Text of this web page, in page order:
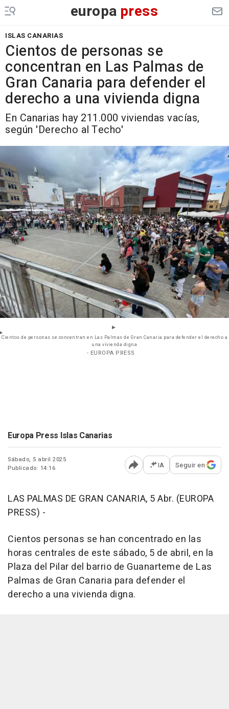
europa press
ISLAS CANARIAS
Cientos de personas se
concentran en Las Palmas de
Gran Canaria para defender el
derecho a una vivienda digna
En Canarias hay 211.000 viviendas vacías,
según 'Derecho al Techo'
Cientos de personas se concentran en Las Palmas de Gran Canaria para defender el derecho a
una vivienda digna
- EUROPA PRESS
Europa Press Islas Canarias
Sábado, 5 abril 2025
Publicado: 14:16
Abrir opciones para
IA Seguir en
LAS PALMAS DE GRAN CANARIA, 5 Abr. (EUROPA
PRESS) -
Cientos personas se han concentrado en las
horas centrales de este sábado, 5 de abril, en la
Plaza del Pilar del barrio de Guanarteme de Las
Palmas de Gran Canaria para defender el
derecho a una vivienda digna.